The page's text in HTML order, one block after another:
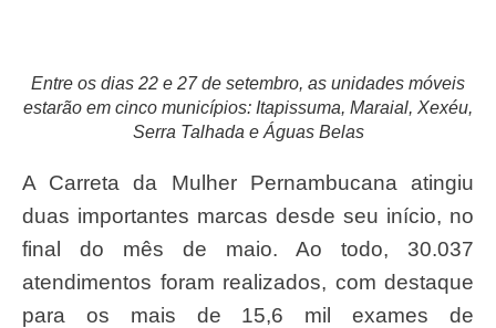
Entre os dias 22 e 27 de setembro, as unidades móveis
estarão em cinco municípios: Itapissuma, Maraial, Xexéu,
Serra Talhada e Águas Belas
A Carreta da Mulher Pernambucana atingiu
duas importantes marcas desde seu início, no
final do mês de maio. Ao todo, 30.037
atendimentos foram realizados, com destaque
para os mais de 15,6 mil exames de